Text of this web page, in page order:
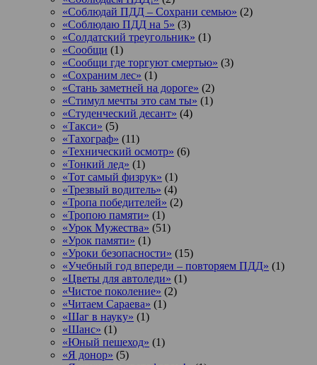
«Соблюдай ПДД – Сохрани семью» (2)
«Соблюдаю ПДД на 5» (3)
«Солдатский треугольник» (1)
«Сообщи (1)
«Сообщи где торгуют смертью» (3)
«Сохраним лес» (1)
«Стань заметней на дороге» (2)
«Стимул мечты это сам ты» (1)
«Студенческий десант» (4)
«Такси» (5)
«Тахограф» (11)
«Технический осмотр» (6)
«Тонкий лед» (1)
«Тот самый физрук» (1)
«Трезвый водитель» (4)
«Тропа победителей» (2)
«Тропою памяти» (1)
«Урок Мужества» (51)
«Урок памяти» (1)
«Уроки безопасности» (15)
«Учебный год впереди – повторяем ПДД» (1)
«Цветы для автоледи» (1)
«Чистое поколение» (2)
«Читаем Сараева» (1)
«Шаг в науку» (1)
«Шанс» (1)
«Юный пешеход» (1)
«Я донор» (5)